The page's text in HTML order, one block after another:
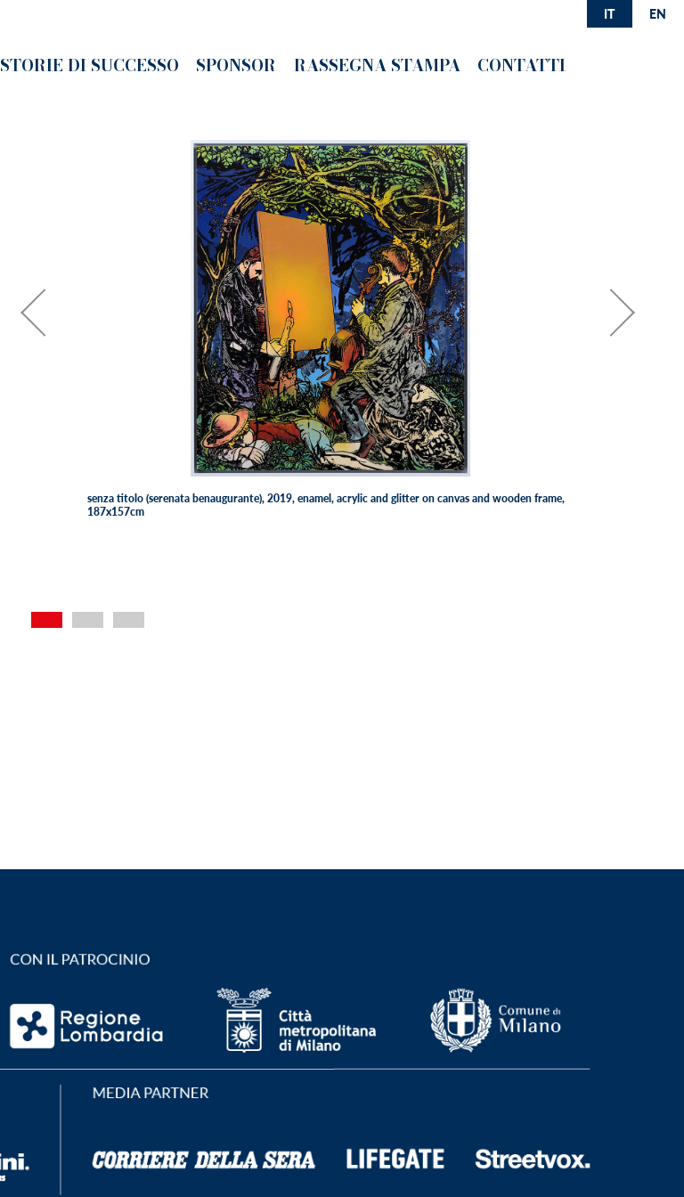
STORIE DI SUCCESSO SPONSOR RASSEGNA STAMPA CONTATTI
IT EN
senza titolo (serenata benaugurante), 2019, enamel, acrylic and glitter on canvas and wooden frame,
187x157cm